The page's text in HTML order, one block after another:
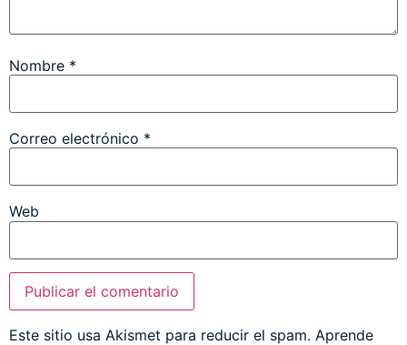
Nombre *
Correo electrónico *
Web
Este sitio usa Akismet para reducir el spam. Aprende